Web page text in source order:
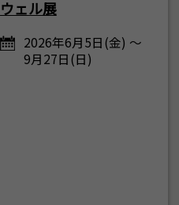
ウェル展
2026年6月5日(金) ～
9月27日(日)